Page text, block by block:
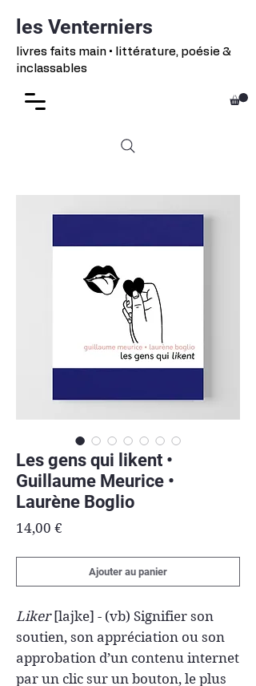
les Venterniers
livres faits main • littérature, poésie &
inclassables
Les gens qui likent •
Guillaume Meurice •
Laurène Boglio
14,00 €
Ajouter au panier
Liker [lajke] - (vb) Signifier son
soutien, son appréciation ou son
approbation d’un contenu internet
par un clic sur un bouton, le plus